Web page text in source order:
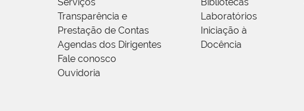
Transparência e
Prestação de Contas
Agendas dos Dirigentes
Fale conosco
Ouvidoria
Laboratórios
Iniciação à
Docência